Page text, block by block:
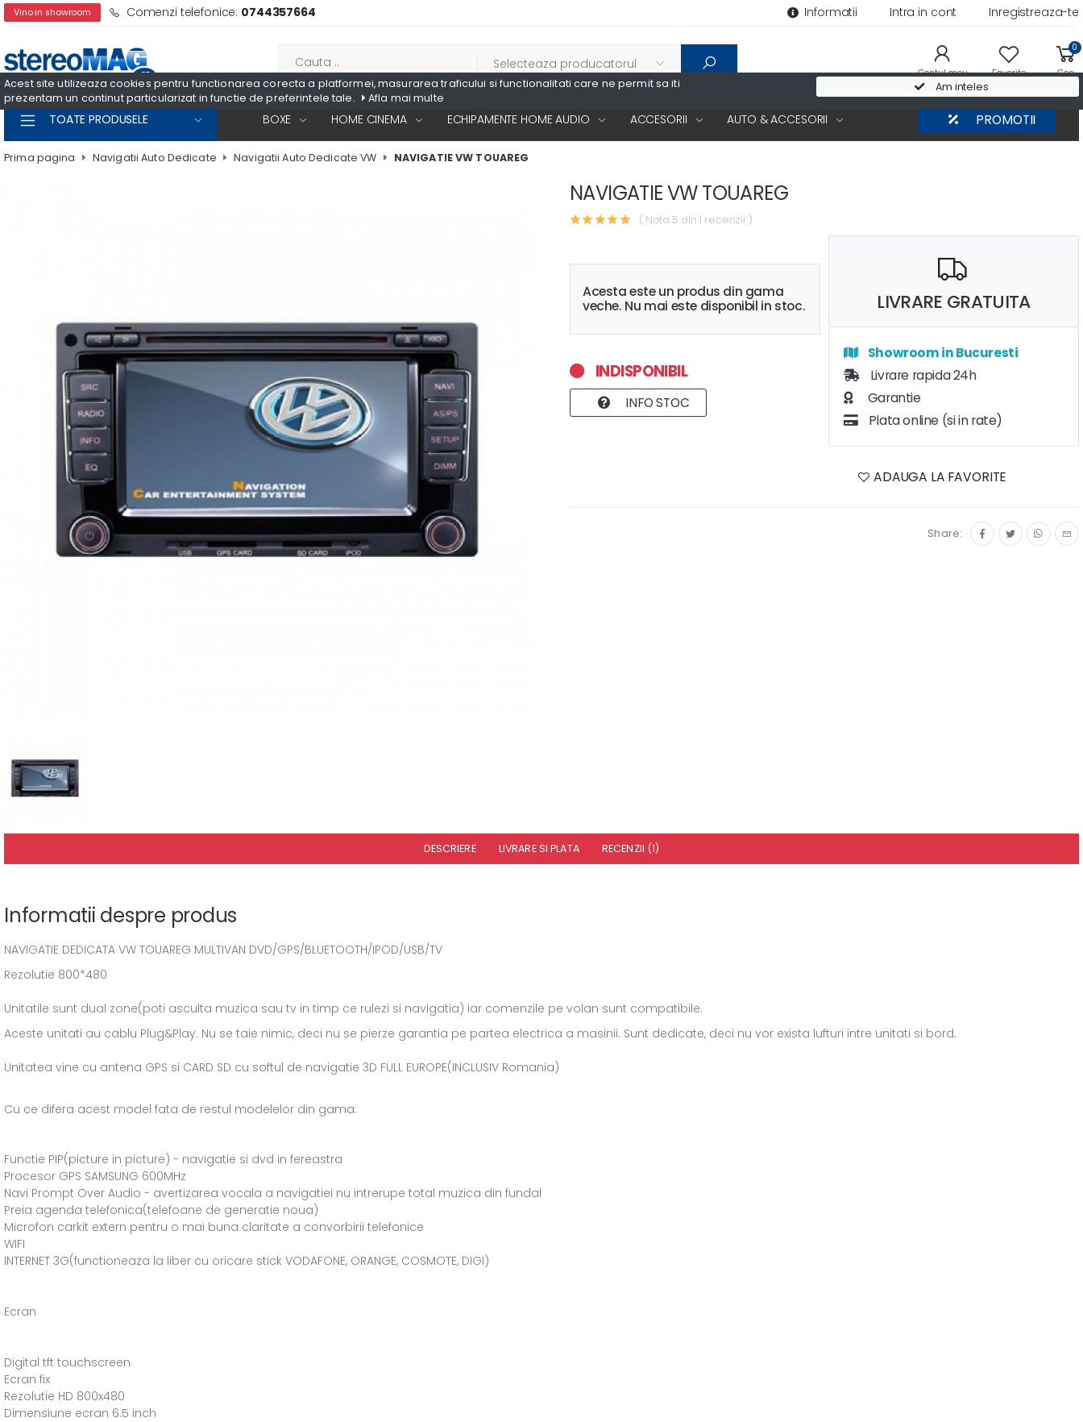
Acest site utilizeaza cookies pentru functionarea corecta a platformei, masurarea traficului si functionalitati care ne permit sa iti
prezentam un continut particularizat in functie de preferintele tale.
Afla mai multe
Am inteles
Vino in showroom Comenzi telefonice: 0744357664 Informatii Intra in cont Inregistreaza-te
Contul meu Favorite
0
Cos
TOATE PRODUSELE BOXE HOME CINEMA ECHIPAMENTE HOME AUDIO ACCESORII AUTO & ACCESORII PROMOTII
Prima pagina Navigatii Auto Dedicate Navigatii Auto Dedicate VW NAVIGATIE VW TOUAREG
NAVIGATIE VW TOUAREG
( Nota 5 din 1 recenzii )
Acesta este un produs din gama
veche. Nu mai este disponibil in stoc.
INDISPONIBIL
INFO STOC
LIVRARE GRATUITA
Showroom in Bucuresti
Livrare rapida 24h
Garantie
Plata online (si in rate)
ADAUGA LA FAVORITE
Share:
DESCRIERE LIVRARE SI PLATA RECENZII (1)
Informatii despre produs
NAVIGATIE DEDICATA VW TOUAREG MULTIVAN DVD/GPS/BLUETOOTH/IPOD/USB/TV
Rezolutie 800*480
Unitatile sunt dual zone(poti asculta muzica sau tv in timp ce rulezi si navigatia) iar comenzile pe volan sunt compatibile.
Aceste unitati au cablu Plug&Play. Nu se taie nimic, deci nu se pierze garantia pe partea electrica a masinii. Sunt dedicate, deci nu vor exista lufturi intre unitati si bord.
Unitatea vine cu antena GPS si CARD SD cu softul de navigatie 3D FULL EUROPE(INCLUSIV Romania)
Cu ce difera acest model fata de restul modelelor din gama:
Functie PIP(picture in picture) - navigatie si dvd in fereastra
Procesor GPS SAMSUNG 600MHz
Navi Prompt Over Audio - avertizarea vocala a navigatiei nu intrerupe total muzica din fundal
Preia agenda telefonica(telefoane de generatie noua)
Microfon carkit extern pentru o mai buna claritate a convorbirii telefonice
WIFI
INTERNET 3G(functioneaza la liber cu oricare stick VODAFONE, ORANGE, COSMOTE, DIGI)
Ecran
Digital tft touchscreen
Ecran fix
Rezolutie HD 800x480
Dimensiune ecran 6.5 inch